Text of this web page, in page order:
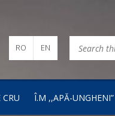
CRU Î.M ,,APĂ-UNGHENI”
RO EN